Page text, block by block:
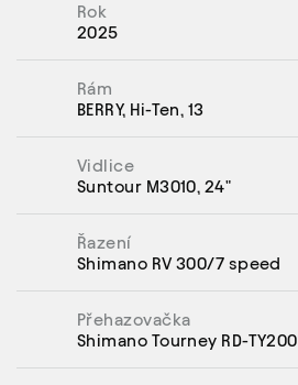
Rok
2025
Rám
BERRY, Hi-Ten, 13
Vidlice
Suntour M3010, 24"
Řazení
Shimano RV 300/7 speed
Přehazovačka
Shimano Tourney RD-TY200